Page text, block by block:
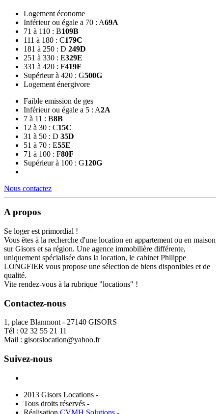
Logement économe
Inférieur ou égale a 70 : A69A
71 à 110 : B109B
111 à 180 : C179C
181 à 250 : D 249D
251 à 330 : E329E
331 à 420 : F419F
Supérieur à 420 : G500G
Logement énergivore
Faible emission de ges
Inférieur ou égale a 5 : A2A
7 à 11 : B8B
12 à 30 : C15C
31 à 50 : D 35D
51 à 70 : E55E
71 à 100 : F80F
Supérieur à 100 : G120G
Nous contactez
A propos
Se loger est primordial !
Vous êtes à la recherche d'une location en appartement ou en maison
sur Gisors et sa région. Une agence immobilière différente,
uniquement spécialisée dans la location, le cabinet Philippe
LONGFIER vous propose une sélection de biens disponibles et de
qualité.
Vite rendez-vous à la rubrique "locations" !
Contactez-nous
1, place Blanmont - 27140 GISORS
Tél : 02 32 55 21 11
Mail : gisorslocation@yahoo.fr
Suivez-nous
2013 Gisors Locations -
Tous droits réservés -
Réalisation CVMH Solutions -